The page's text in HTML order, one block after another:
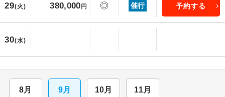
29(火) 380,000 円 ◎ 催行 予約する
30(水)
8月 9月 10月 11月